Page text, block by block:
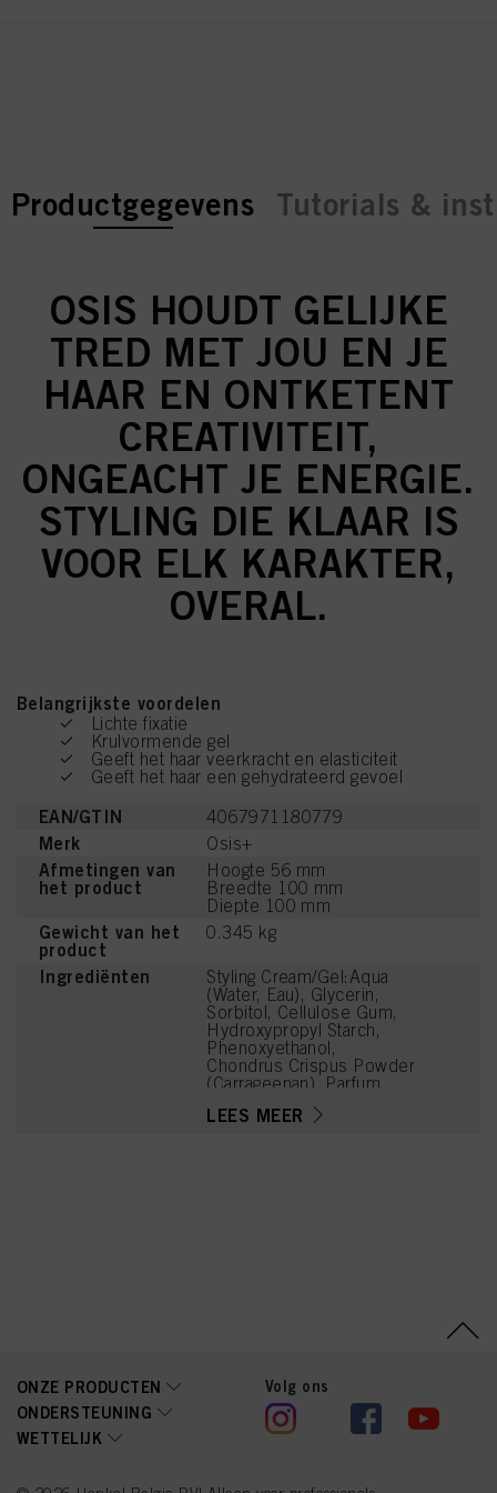
current tab:
current tab:
Productgegevens Tutorials &
OSIS HOUDT GELIJKE
TRED MET JOU EN JE
HAAR EN ONTKETENT
CREATIVITEIT,
ONGEACHT JE ENERGIE.
STYLING DIE KLAAR IS
VOOR ELK KARAKTER,
OVERAL.
Belangrijkste voordelen
Lichte fixatie
Krulvormende gel
Geeft het haar veerkracht en elasticiteit
Geeft het haar een gehydrateerd gevoel
EAN/GTIN 4067971180779
Merk Osis+
Afmetingen van
het product
Hoogte 56 mm
Breedte 100 mm
Diepte 100 mm
Gewicht van het
product
0.345 kg
Ingrediënten
Styling Cream/Gel:Aqua
(Water, Eau), Glycerin,
Sorbitol, Cellulose Gum,
Hydroxypropyl Starch,
Phenoxyethanol,
Chondrus Crispus Powder
(Carrageenan), Parfum
Acid, Ethylhexylglycerin,
LEES MEER
ONZE PRODUCTEN
ONDERSTEUNING
WETTELIJK
Volg ons